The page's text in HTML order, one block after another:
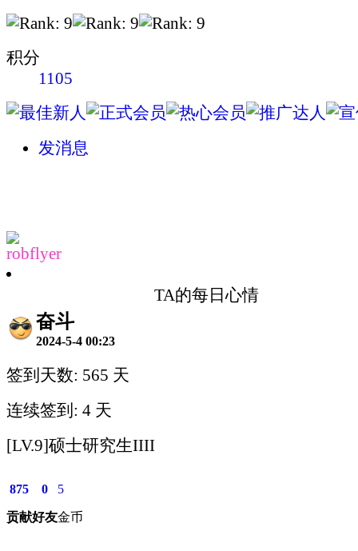
积分
1105
发消息
robflyer
TA的每日心情
奋斗
2024-5-4 00:23
签到天数: 565 天
连续签到: 4 天
[LV.9]硕士研究生IIII
875
贡献
0
好友
5
金币